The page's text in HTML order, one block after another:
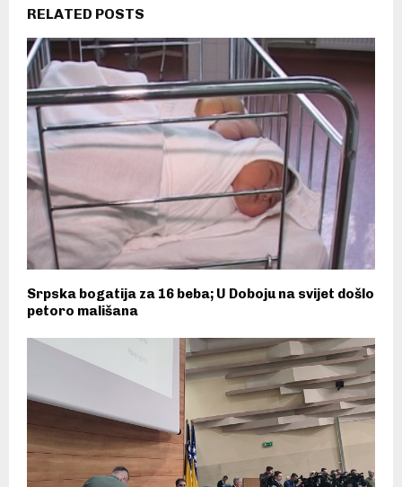
RELATED POSTS
Srpska bogatija za 16 beba; U Doboju na svijet došlo
petoro mališana